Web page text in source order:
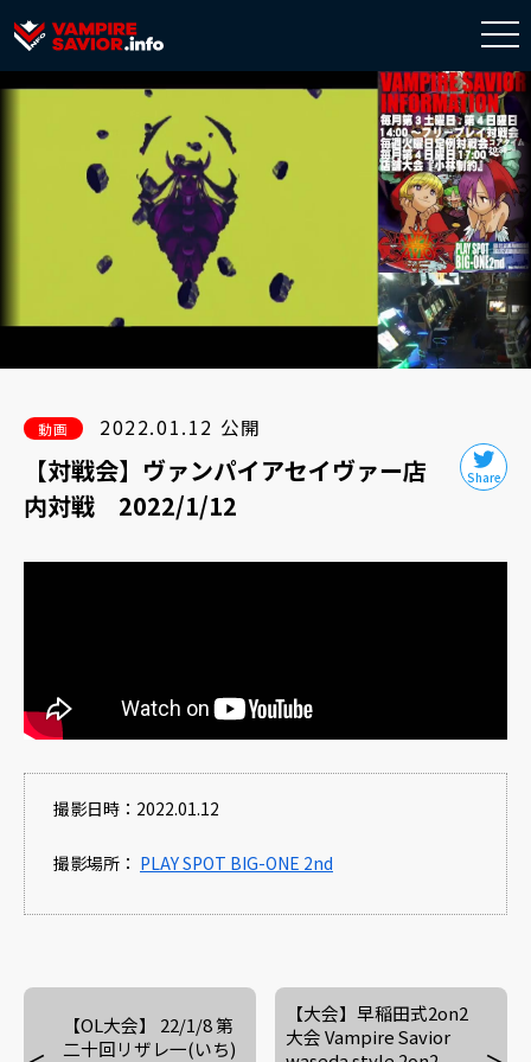
動画 2022.01.12 公開
【対戦会】ヴァンパイアセイヴァー店
内対戦 2022/1/12
撮影日時：2022.01.12
撮影場所： PLAY SPOT BIG-ONE 2nd
【OL大会】 22/1/8 第
二十回リザレ一(いち)
【大会】早稲田式2on2
大会 Vampire Savior